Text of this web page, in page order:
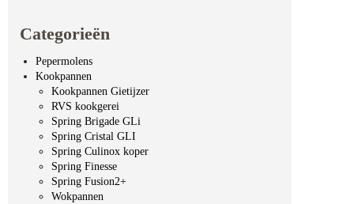
Categorieën
Pepermolens
Kookpannen
Kookpannen Gietijzer
RVS kookgerei
Spring Brigade GLi
Spring Cristal GLI
Spring Culinox koper
Spring Finesse
Spring Fusion2+
Wokpannen